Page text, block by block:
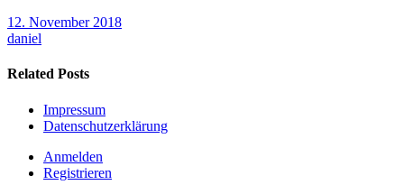
12. November 2018
daniel
Related Posts
Impressum
Datenschutzerklärung
Anmelden
Registrieren